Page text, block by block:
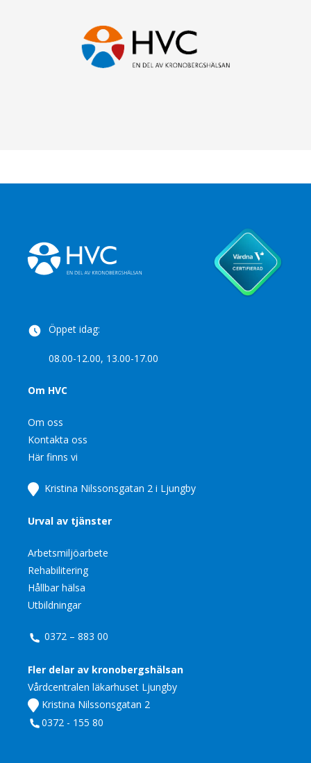
Öppet idag:
08.00-12.00, 13.00-17.00
Om HVC
Om oss
Kontakta oss
Här finns vi
Kristina Nilssonsgatan 2 i Ljungby
Urval av tjänster
Arbetsmiljöarbete
Rehabilitering
Hållbar hälsa
Utbildningar
0372 – 883 00
Fler delar av kronobergshälsan
Vårdcentralen läkarhuset Ljungby
Kristina Nilssonsgatan 2
0372 - 155 80